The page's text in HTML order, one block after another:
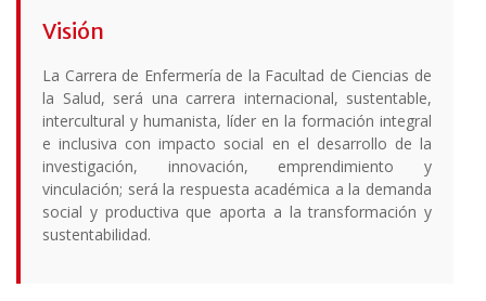
Visión
La Carrera de Enfermería de la Facultad de Ciencias de
la Salud, será una carrera internacional, sustentable,
intercultural y humanista, líder en la formación integral
e inclusiva con impacto social en el desarrollo de la
investigación, innovación, emprendimiento y
vinculación; será la respuesta académica a la demanda
social y productiva que aporta a la transformación y
sustentabilidad.